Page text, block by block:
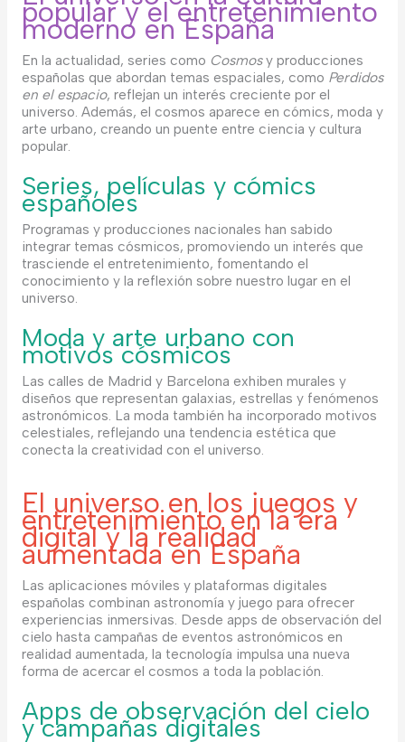
popular y el entretenimiento
moderno en España
En la actualidad, series como Cosmosy producciones
españolas que abordan temas espaciales, como Perdidos
en el espacio, reflejan un interés creciente por el
universo. Además, el cosmos aparece en cómics, moda y
arte urbano, creando un puente entre ciencia y cultura
popular.
Series, películas y cómics
españoles
Programas y producciones nacionales han sabido
integrar temas cósmicos, promoviendo un interés que
trasciende el entretenimiento, fomentando el
conocimiento y la reflexión sobre nuestro lugar en el
universo.
Moda y arte urbano con
motivos cósmicos
Las calles de Madrid y Barcelona exhiben murales y
diseños que representan galaxias, estrellas y fenómenos
astronómicos. La moda también ha incorporado motivos
celestiales, reflejando una tendencia estética que
conecta la creatividad con el universo.
El universo en los juegos y
entretenimiento en la era
digital y la realidad
aumentada en España
Las aplicaciones móviles y plataformas digitales
españolas combinan astronomía y juego para ofrecer
experiencias inmersivas. Desde apps de observación del
cielo hasta campañas de eventos astronómicos en
realidad aumentada, la tecnología impulsa una nueva
forma de acercar el cosmos a toda la población.
Apps de observación del cielo
y campañas digitales